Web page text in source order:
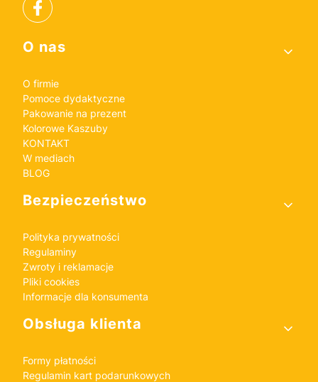
Linki w stopce
O nas
O firmie
Pomoce dydaktyczne
Pakowanie na prezent
Kolorowe Kaszuby
KONTAKT
W mediach
BLOG
Bezpieczeństwo
Polityka prywatności
Regulaminy
Zwroty i reklamacje
Pliki cookies
Informacje dla konsumenta
Obsługa klienta
Formy płatności
Regulamin kart podarunkowych